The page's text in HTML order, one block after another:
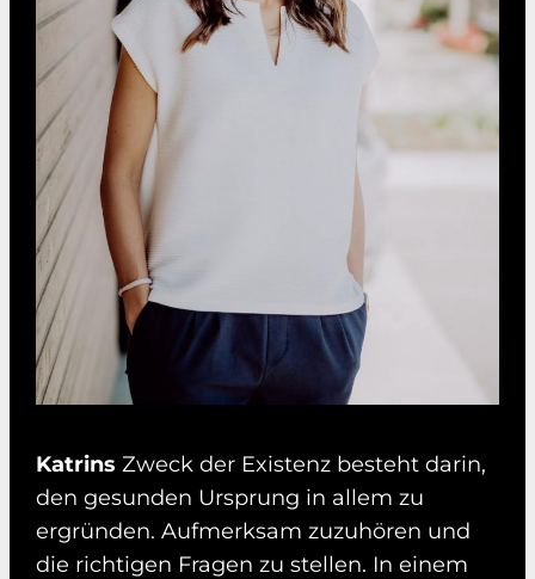
Katrins Zweck der Existenz besteht darin,
den gesunden Ursprung in allem zu
ergründen. Aufmerksam zuzuhören und
die richtigen Fragen zu stellen. In einem